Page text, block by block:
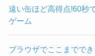
遠い缶ほど高得点!60秒
ゲーム
ブラウザでここまでで